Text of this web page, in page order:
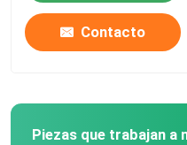
Contacto
Piezas que trabajan a